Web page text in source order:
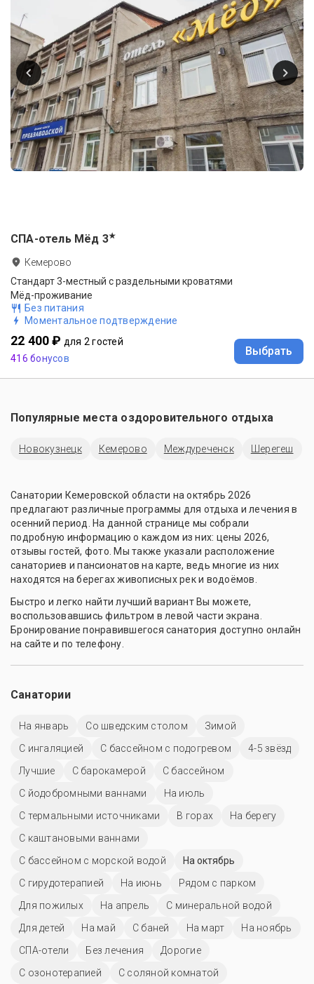
СПА-отель Мёд 3★
Кемерово
Стандарт 3-местный с раздельными кроватями
Мёд-проживание
Без питания
Моментальное подтверждение
22 400 ₽ для 2 гостей
416 бонусов
Выбрать
Популярные места оздоровительного отдыха
Новокузнецк Кемерово Междуреченск Шерегеш
Санатории Кемеровской области на октябрь 2026
предлагают различные программы для отдыха и лечения в
осенний период. На данной странице мы собрали
подробную информацию о каждом из них: цены 2026,
отзывы гостей, фото. Мы также указали расположение
санаториев и пансионатов на карте, ведь многие из них
находятся на берегах живописных рек и водоёмов.
Быстро и легко найти лучший вариант Вы можете,
воспользовавшись фильтром в левой части экрана.
Бронирование понравившегося санатория доступно онлайн
на сайте и по телефону.
Санатории
На январь Со шведским столом
Зимой
С ингаляцией
С бассейном с подогревом
4-5 звёзд
Лучшие
С барокамерой
C бассейном
С йодобромными ваннами
На июль
С термальными источниками
В горах
На берегу
С каштановыми ваннами
С бассейном с морской водой
На октябрь
С гирудотерапией
На июнь
Рядом с парком
Для пожилых
На апрель
С минеральной водой
Для детей
На май С баней На март
На ноябрь
СПА-отели
Без лечения
Дорогие
С озонотерапией
С соляной комнатой